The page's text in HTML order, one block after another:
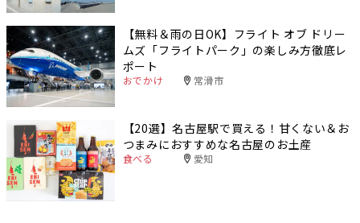
【無料＆雨の日OK】フライト オブ ドリー
ムズ「フライトパーク」の楽しみ方徹底レ
ポート
おでかけ 常滑市
【20選】名古屋駅で買える！甘くない＆お
つまみにおすすめな名古屋のお土産
食べる 愛知